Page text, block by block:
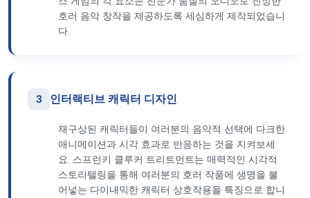
호러 음악 창작을 제공하도록 세심하게 제작되었습니
다.
3 인터랙티브 캐릭터 디자인
재구상된 캐릭터들이 여러분의 음악적 선택에 다크한
애니메이션과 시각 효과로 반응하는 것을 지켜보세
요. 스프런키 클루커 트리트먼트는 매력적인 시각적
스토리텔링을 통해 여러분의 호러 작품에 생명을 불
어넣는 다이내믹한 캐릭터 상호작용을 특징으로 합니